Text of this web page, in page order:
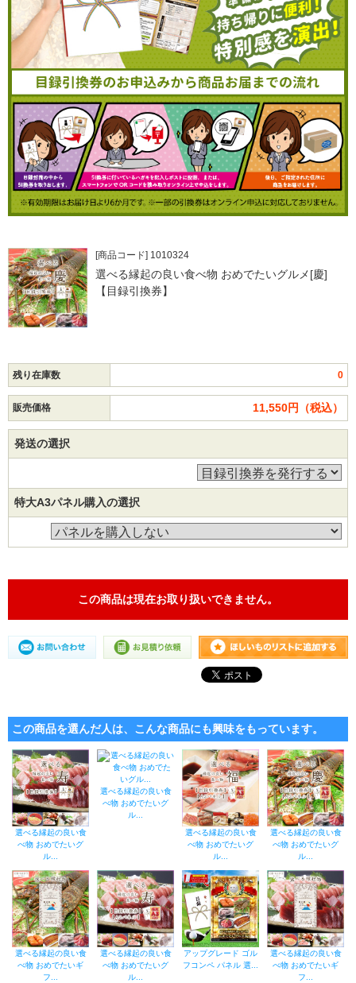
[商品コード] 1010324
選べる縁起の良い食べ物 おめでたいグルメ[慶]
【目録引換券】
残り在庫数 0
販売価格 11,550円（税込）
発送の選択
特大A3パネル購入の選択
この商品は現在お取り扱いできません。
この商品を選んだ人は、こんな商品にも興味をもっています。
選べる縁起の良い食
べ物 おめでたいグ
ル...
選べる縁起の良い食
べ物 おめでたいグ
ル...
選べる縁起の良い食
べ物 おめでたいグ
ル...
選べる縁起の良い食
べ物 おめでたいグ
ル...
選べる縁起の良い食
べ物 おめでたいギ
フ...
選べる縁起の良い食
べ物 おめでたいグ
ル...
アップグレード ゴル
フコンペ パネル 選...
選べる縁起の良い食
べ物 おめでたいギ
フ...